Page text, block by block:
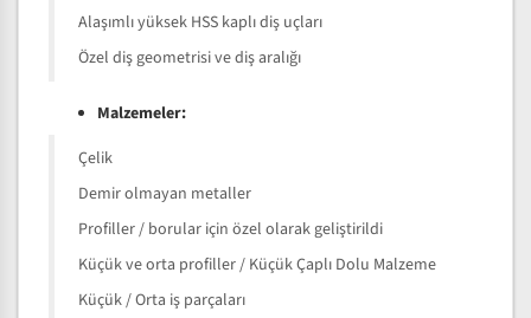
Alaşımlı yüksek HSS kaplı diş uçları
Özel diş geometrisi ve diş aralığı
Malzemeler:
Çelik
Demir olmayan metaller
Profiller / borular için özel olarak geliştirildi
Küçük ve orta profiller / Küçük Çaplı Dolu Malzeme
Küçük / Orta iş parçaları